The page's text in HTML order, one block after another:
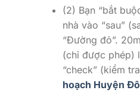
(2) Bạn “bắt
nhà vào “sau”
“Đường đỏ”.
(chỉ được phép)
“check” (kiểm
hoạch Huyện